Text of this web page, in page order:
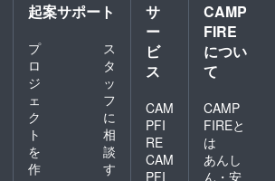
起案サポート
プ
ロ
ジ
ェ
ク
ト
を
作
ス
タ
ッ
フ
に
相
談
す
サ
ー
ビ
ス
CAM
PFI
RE
CAM
PFI
CAMP
FIRE
につい
て
CAMP
FIREと
は
あんし
ん・安